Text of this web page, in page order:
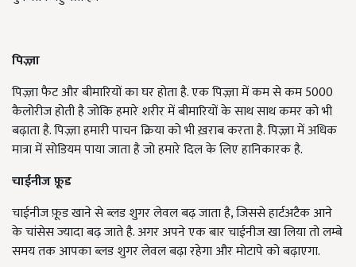
पिज़्ज़ा
पिज़्ज़ा फैट और बीमारियों का घर होता है. एक पिज़्ज़ा में कम से कम 5000
कैलोरीज होती है जोकि हमारे शरीर में बीमारियों के साथ साथ कमर को भी
बढ़ाता है. पिज़्ज़ा हमारी पाचन क्रिया को भी ख़राब करता है. पिज़्ज़ा में अधिक
मात्रा में सोडियम पाया जाता है जो हमारे दिल के लिए हानिकारक है.
चाईनीज फ़ूड
चाईनीज फ़ूड खाने से ब्लड शुगर लेवल बढ़ जाता है, जिससे हार्टअटैक आने
के चांसेस ज्यादा बढ़ जाते है. अगर अपने एक बार चाईनीज खा लिया तो लम्बे
समय तक आपका ब्लड शुगर लेवल बढ़ा रहेगा और मोटापे को बढ़ाएगा.